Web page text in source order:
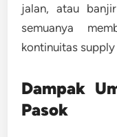
jalan, atau
semuanya
kontinuitas
Dampak
Pasok